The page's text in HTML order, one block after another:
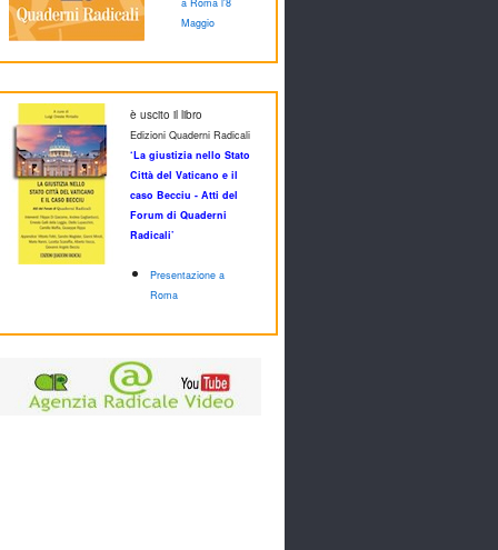
a Roma l'8
Maggio
è uscito il libro
Edizioni Quaderni Radicali
‘La giustizia nello Stato
Città del Vaticano e il
caso Becciu - Atti del
Forum di Quaderni
Radicali’
Presentazione a
Roma